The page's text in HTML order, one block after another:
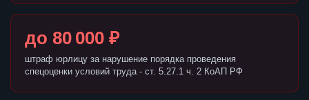
до 80 000 ₽
штраф юрлицу за нарушение порядка проведения
спецоценки условий труда - ст. 5.27.1 ч. 2 КоАП РФ